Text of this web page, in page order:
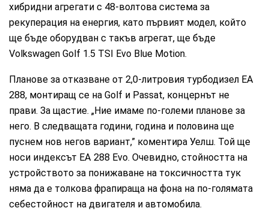
хибридни агрегати с 48-волтова система за
рекуперация на енергия, като първият модел, който
ще бъде оборудван с такъв агрегат, ще бъде
Volkswagen Golf 1.5 TSI Evo Blue Motion.
Планове за отказване от 2,0-литровия турбодизел EA
288, монтиращ се на Golf и Passat, концернът не
прави. За щастие. „Ние имаме по-големи планове за
него. В следващата години, година и половина ще
пуснем нов негов вариант,” коментира Уелш. Той ще
носи индексът EA 288 Evo. Очевидно, стойността на
устройството за понижаване на токсичността тук
няма да е толкова фрапираща на фона на по-голямата
себестойност на двигателя и автомобила.